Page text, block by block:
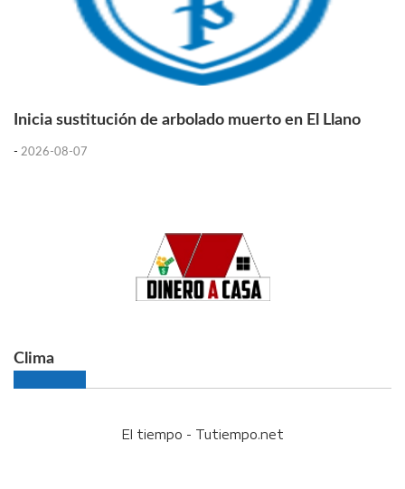
Inicia sustitución de arbolado muerto en El Llano
- 2026-08-07
Clima
El tiempo - Tutiempo.net